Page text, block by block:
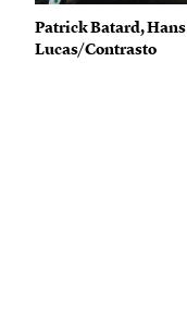
Patrick Batard, Hans
Lucas/Contrasto